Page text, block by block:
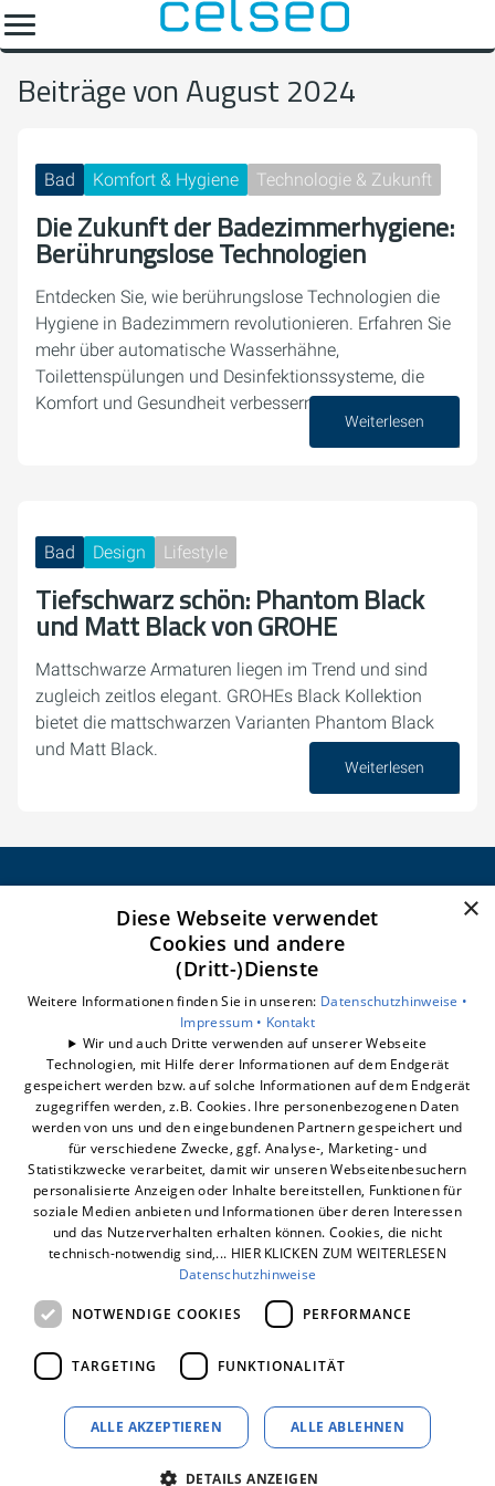
Beiträge von August 2024
Bad Komfort & Hygiene Technologie & Zukunft
Die Zukunft der Badezimmerhygiene:
Berührungslose Technologien
Entdecken Sie, wie berührungslose Technologien die
Hygiene in Badezimmern revolutionieren. Erfahren Sie
mehr über automatische Wasserhähne,
Toilettenspülungen und Desinfektionssysteme, die
Komfort und Gesundheit verbessern.
Weiterlesen
Bad Design Lifestyle
Tiefschwarz schön: Phantom Black
und Matt Black von GROHE
Mattschwarze Armaturen liegen im Trend und sind
zugleich zeitlos elegant. GROHEs Black Kollektion
bietet die mattschwarzen Varianten Phantom Black
und Matt Black.
Weiterlesen
CELSEO Service GmbH
Datenschutzerklärung
Barrierefreiheitserklärung
Unsere Bereiche
Badberatung
Badrechner
Badsanierung
×
Diese Webseite verwendet
Cookies und andere
(Dritt-)Dienste
Weitere Informationen finden Sie in unseren: Datenschutzhinweise •
Impressum • Kontakt
Wir und auch Dritte verwenden auf unserer Webseite
Technologien, mit Hilfe derer Informationen auf dem Endgerät
gespeichert werden bzw. auf solche Informationen auf dem Endgerät
zugegriffen werden, z.B. Cookies. Ihre personenbezogenen Daten
werden von uns und den eingebundenen Partnern gespeichert und
für verschiedene Zwecke, ggf. Analyse-, Marketing- und
Statistikzwecke verarbeitet, damit wir unseren Webseitenbesuchern
personalisierte Anzeigen oder Inhalte bereitstellen, Funktionen für
soziale Medien anbieten und Informationen über deren Interessen
und das Nutzerverhalten erhalten können. Cookies, die nicht
technisch-notwendig sind,... HIER KLICKEN ZUM WEITERLESEN
Datenschutzhinweise
NOTWENDIGE COOKIES PERFORMANCE
TARGETING FUNKTIONALITÄT
ALLE AKZEPTIEREN ALLE ABLEHNEN
DETAILS ANZEIGEN